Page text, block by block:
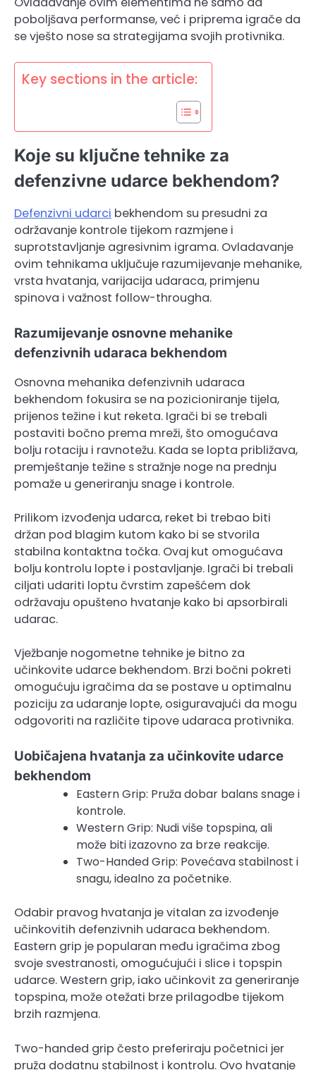
poboljšava performanse, već i priprema igrače da
se vješto nose sa strategijama svojih protivnika.
Key sections in the article:
Koje su ključne tehnike za
defenzivne udarce bekhendom?
Defenzivni udarci bekhendom su presudni za
održavanje kontrole tijekom razmjene i
suprotstavljanje agresivnim igrama. Ovladavanje
ovim tehnikama uključuje razumijevanje mehanike,
vrsta hvatanja, varijacija udaraca, primjenu
spinova i važnost follow-througha.
Razumijevanje osnovne mehanike
defenzivnih udaraca bekhendom
Osnovna mehanika defenzivnih udaraca
bekhendom fokusira se na pozicioniranje tijela,
prijenos težine i kut reketa. Igrači bi se trebali
postaviti bočno prema mreži, što omogućava
bolju rotaciju i ravnotežu. Kada se lopta približava,
premještanje težine s stražnje noge na prednju
pomaže u generiranju snage i kontrole.
Prilikom izvođenja udarca, reket bi trebao biti
držan pod blagim kutom kako bi se stvorila
stabilna kontaktna točka. Ovaj kut omogućava
bolju kontrolu lopte i postavljanje. Igrači bi trebali
ciljati udariti loptu čvrstim zapešćem dok
održavaju opušteno hvatanje kako bi apsorbirali
udarac.
Vježbanje nogometne tehnike je bitno za
učinkovite udarce bekhendom. Brzi bočni pokreti
omogućuju igračima da se postave u optimalnu
poziciju za udaranje lopte, osiguravajući da mogu
odgovoriti na različite tipove udaraca protivnika.
Uobičajena hvatanja za učinkovite udarce
bekhendom
Eastern Grip: Pruža dobar balans snage i
kontrole.
Western Grip: Nudi više topspina, ali
može biti izazovno za brze reakcije.
Two-Handed Grip: Povećava stabilnost i
snagu, idealno za početnike.
Odabir pravog hvatanja je vitalan za izvođenje
učinkovitih defenzivnih udaraca bekhendom.
Eastern grip je popularan među igračima zbog
svoje svestranosti, omogućujući i slice i topspin
udarce. Western grip, iako učinkovit za generiranje
topspina, može otežati brze prilagodbe tijekom
brzih razmjena.
Two-handed grip često preferiraju početnici jer
pruža dodatnu stabilnost i kontrolu. Ovo hvatanje